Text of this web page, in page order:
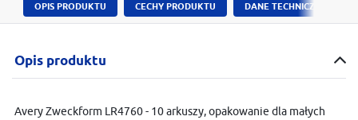
OPIS PRODUKTU CECHY PRODUKTU DANE TECHNICZNE
Opis produktu
Avery Zweckform LR4760 - 10 arkuszy, opakowanie dla małych